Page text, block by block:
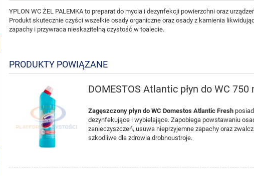
YPLON WC ŻEL PALEMKA to preparat do mycia i dezynfekcji powierzchni oraz
Produkt skutecznie czyści wszelkie osady organiczne oraz osady z kamienia
zapachy i przywraca nieskazitelną czystość w toalecie.
PRODUKTY POWIĄZANE
DOMESTOS Atlantic płyn do WC 750
Zagęszczony płyn do WC Domestos Atlantic Fresh
dezynfekujące i wybielające. Zapobiega powstawaniu
zanieczyszczeń, usuwa nieprzyjemne zapachy oraz
szkodliwe dla zdrowia drobnoustroje.